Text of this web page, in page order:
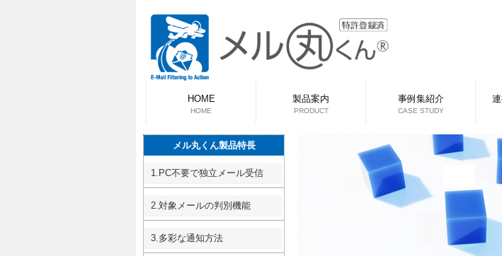
HOME
HOME
製品案内
PRODUCT
事例集紹介
CASE STUDY
メル丸くん製品特長
1.PC不要で独立メール受信
2.対象メールの判別機能
3.多彩な通知方法